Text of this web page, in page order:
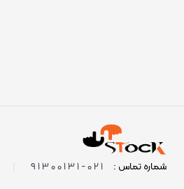
شماره تماس : 021-91300131